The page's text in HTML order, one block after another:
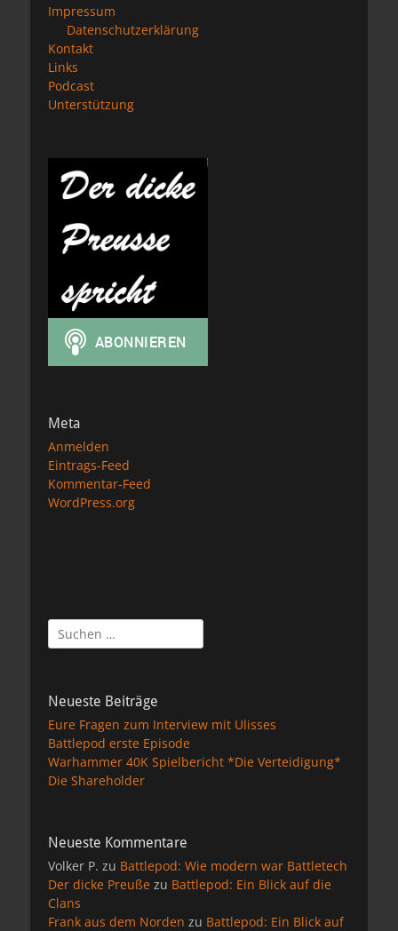
Impressum
Datenschutzerklärung
Kontakt
Links
Podcast
Unterstützung
Meta
Anmelden
Eintrags-Feed
Kommentar-Feed
WordPress.org
Suchen
nach:
Neueste Beiträge
Eure Fragen zum Interview mit Ulisses
Battlepod erste Episode
Warhammer 40K Spielbericht *Die Verteidigung*
Die Shareholder
Neueste Kommentare
Volker P. zu Battlepod: Wie modern war Battletech
Der dicke Preuße zu Battlepod: Ein Blick auf die
Clans
Frank aus dem Norden zu Battlepod: Ein Blick auf